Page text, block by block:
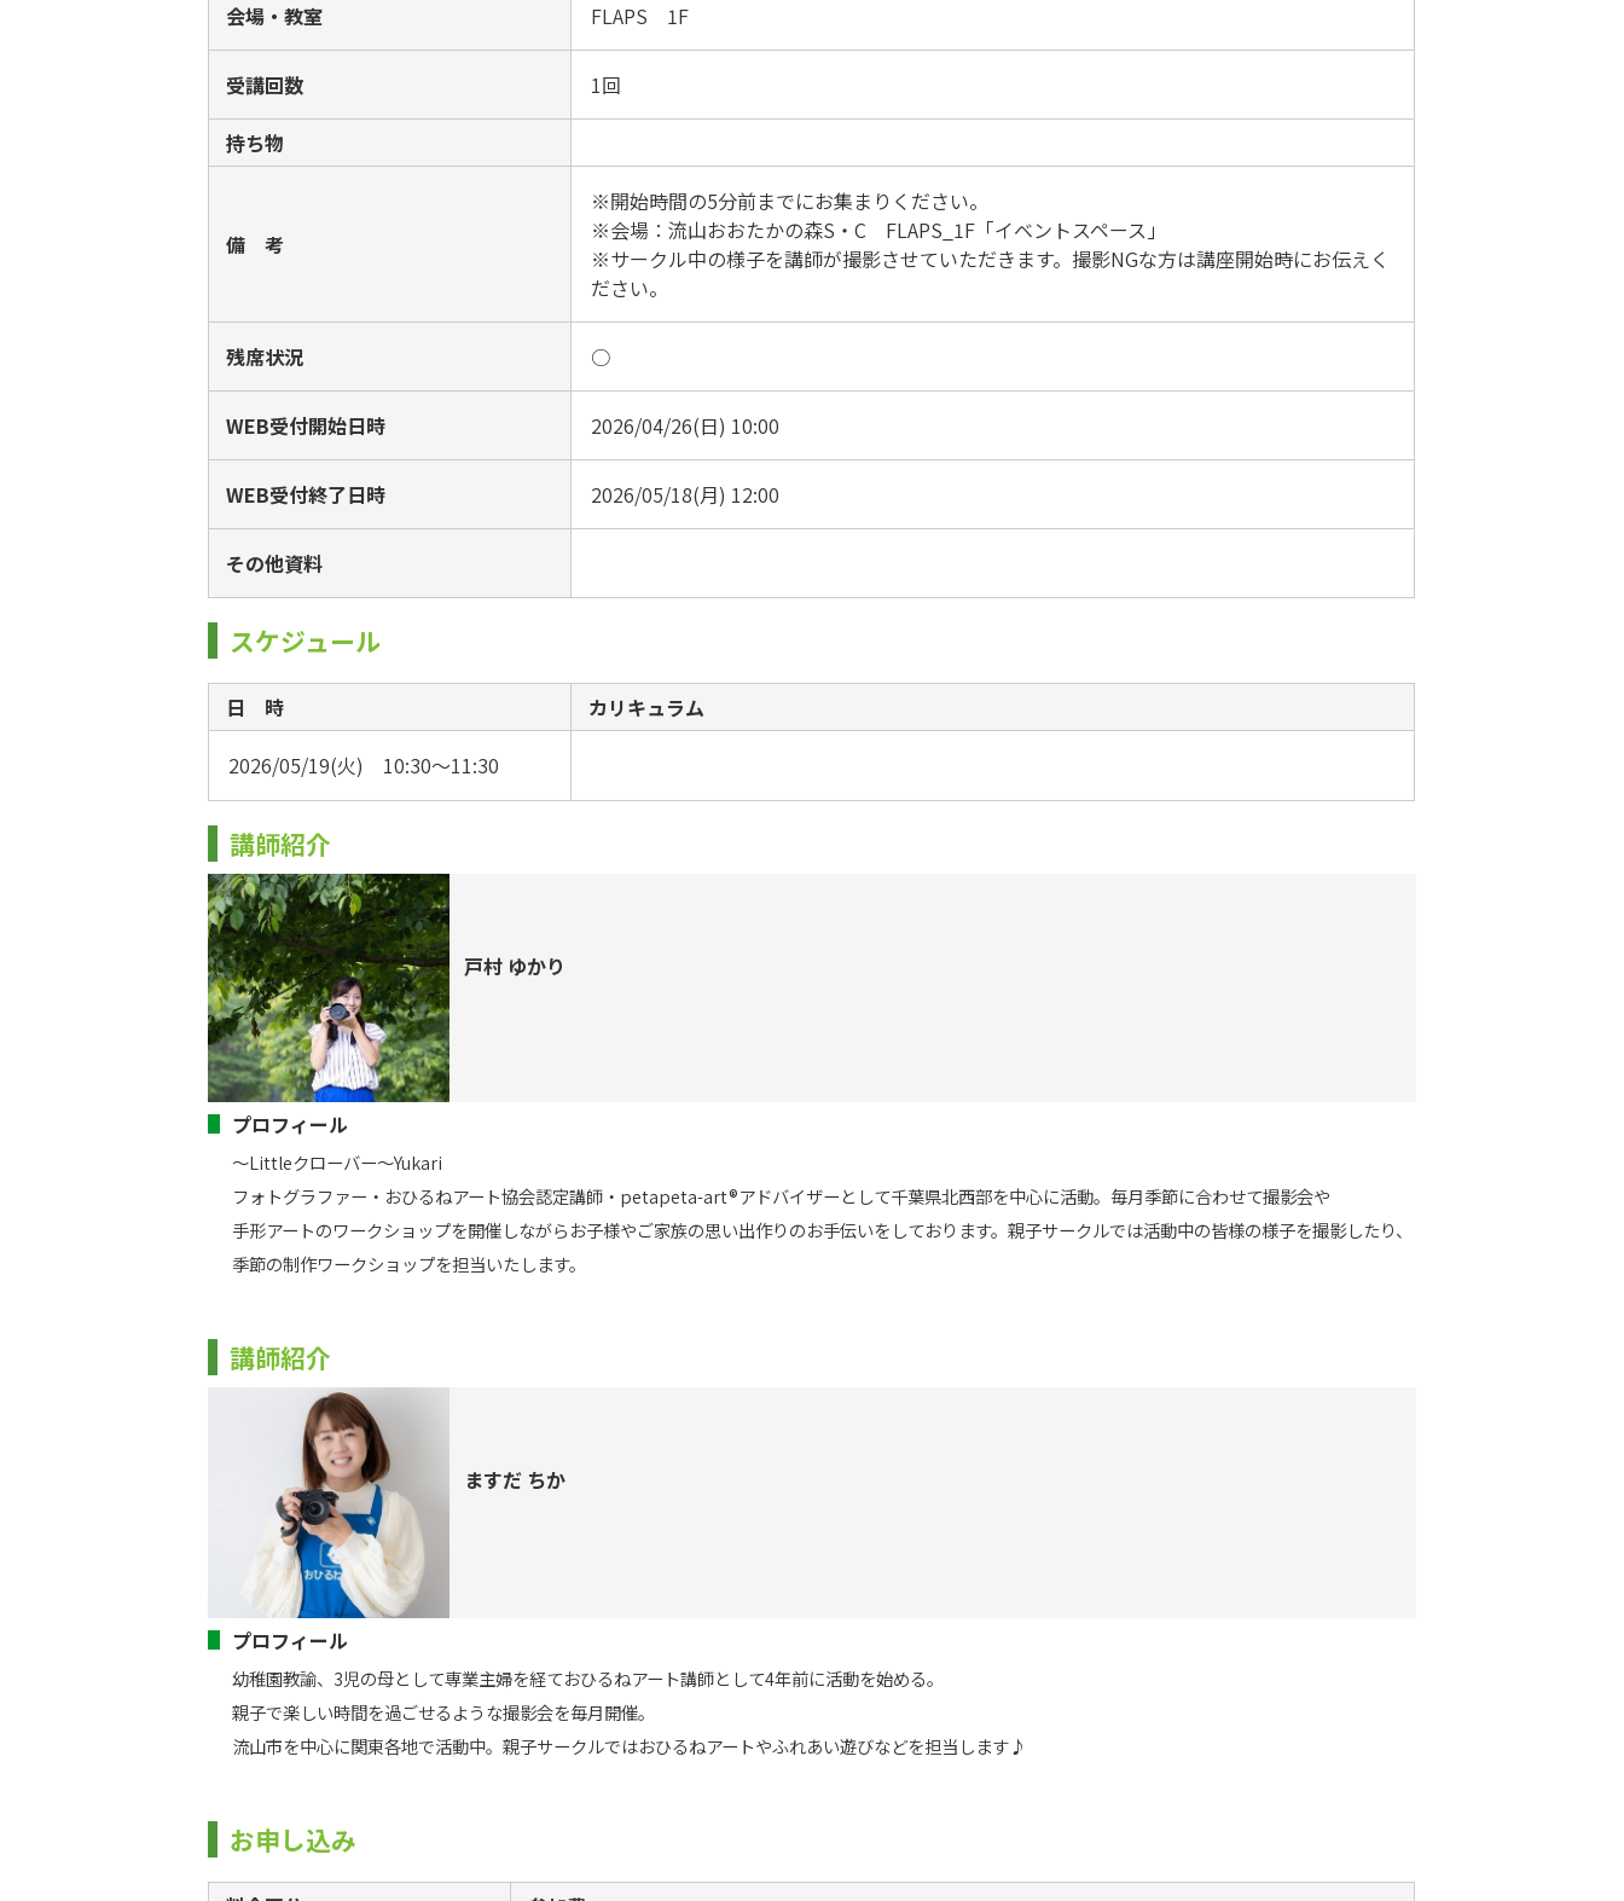
会場・教室 FLAPS 1F
受講回数
1回
持ち物
備 考
※開始時間の5分前までにお集まりください。
※会場：流山おおたかの森S・C　FLAPS_1F「イベントスペース」
※サークル中の様子を講師が撮影させていただきます。撮影NGな方は講座開始時にお伝えく
ださい。
残席状況 ○
WEB受付開始日時 2026/04/26(日) 10:00
WEB受付終了日時 2026/05/18(月) 12:00
その他資料
スケジュール
日 時
カリキュラム
2026/05/19(火) 10:30～11:30
講師紹介
戸村 ゆかり
プロフィール
～Littleクローバー～Yukari
フォトグラファー・おひるねアート協会認定講師・petapeta-art®アドバイザーとして千葉県北西部を中心に活動。毎月季節に合わせて撮影会や
手形アートのワークショップを開催しながらお子様やご家族の思い出作りのお手伝いをしております。親子サークルでは活動中の皆様の様子を撮影したり、
季節の制作ワークショップを担当いたします。
講師紹介
ますだ ちか
プロフィール
幼稚園教諭、3児の母として専業主婦を経ておひるねアート講師として4年前に活動を始める。
親子で楽しい時間を過ごせるような撮影会を毎月開催。
流山市を中心に関東各地で活動中。親子サークルではおひるねアートやふれあい遊びなどを担当します♪
お申し込み